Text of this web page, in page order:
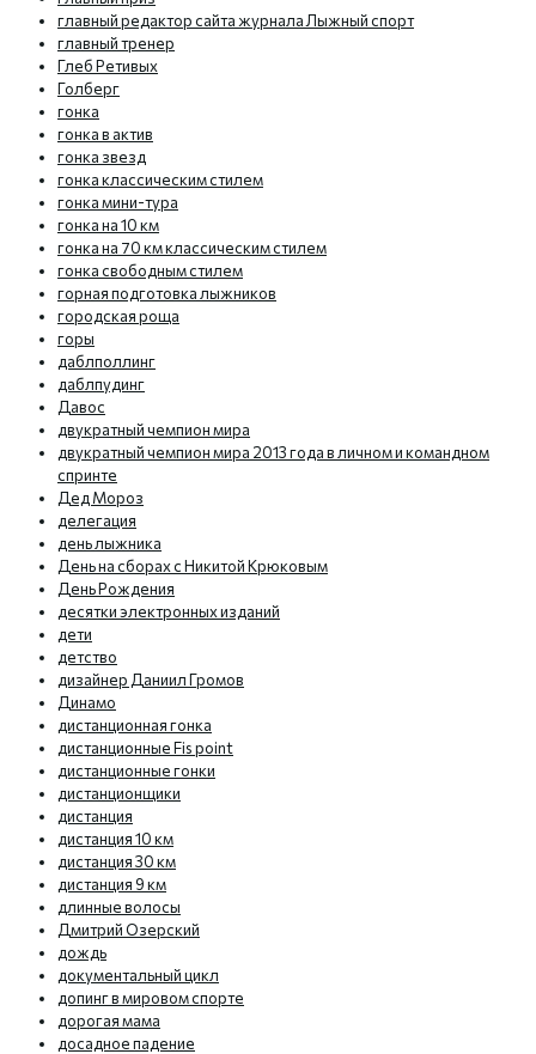
главный редактор сайта журнала Лыжный спорт
главный тренер
Глеб Ретивых
Голберг
гонка
гонка в актив
гонка звезд
гонка классическим стилем
гонка мини-тура
гонка на 10 км
гонка на 70 км классическим стилем
гонка свободным стилем
горная подготовка лыжников
городская роща
горы
даблполлинг
даблпудинг
Давос
двукратный чемпион мира
двукратный чемпион мира 2013 года в личном и командном
спринте
Дед Мороз
делегация
день лыжника
День на сборах с Никитой Крюковым
День Рождения
десятки электронных изданий
дети
детство
дизайнер Даниил Громов
Динамо
дистанционная гонка
дистанционные Fis point
дистанционные гонки
дистанционщики
дистанция
дистанция 10 км
дистанция 30 км
дистанция 9 км
длинные волосы
Дмитрий Озерский
дождь
документальный цикл
допинг в мировом спорте
дорогая мама
досадное падение